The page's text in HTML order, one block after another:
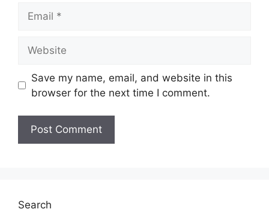
Save my name, email, and website in this
browser for the next time I comment.
Search